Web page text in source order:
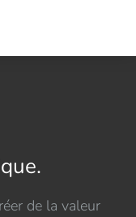
de la valeur